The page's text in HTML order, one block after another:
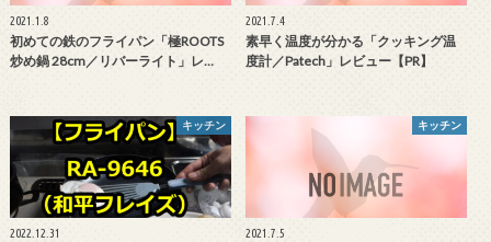
2021.1.8
初めての鉄のフライパン「極ROOTS
炒め鍋 28cm／リバーライト」レ…
2021.7.4
素早く温度が分かる「クッキング温
度計／Patech」レビュー【PR】
キッチン
2022.12.31
キッチン
2021.7.5